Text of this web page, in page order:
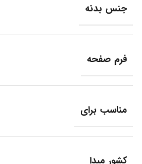
جنس بدنه
فرم صفحه
مناسب برای
کشور مبدا